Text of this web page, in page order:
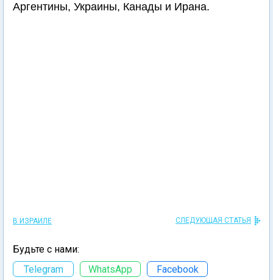
Аргентины, Украины, Канады и Ирана.
В ИЗРАИЛЕ СЛЕДУЮЩАЯ СТАТЬЯ
Будьте с нами:
Telegram
WhatsApp Facebook